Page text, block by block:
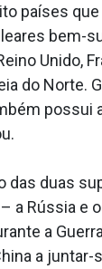
países
bem-
Unido,
do Norte.
possui
das duas
a Rússia e
a
a juntar-